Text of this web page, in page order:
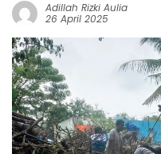
Adillah Rizki Aulia
26 April 2025